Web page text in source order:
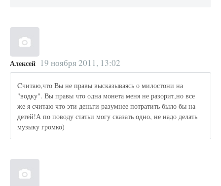
Алексей 19 ноября 2011, 13:02
Cчитаю,что Вы не правы высказываясь о милостони на
"водку". Вы правы что одна монета меня не разорит,но все
же я считаю что эти деньги разумнее потратить было бы на
детей!А по поводу статьи могу сказать одно, не надо делать
музыку громко)